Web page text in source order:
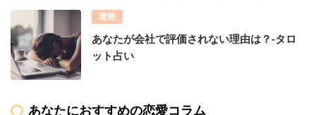
運勢
あなたが会社で評価されない理由は？-タロ
ット占い
あなたにおすすめの恋愛コラム